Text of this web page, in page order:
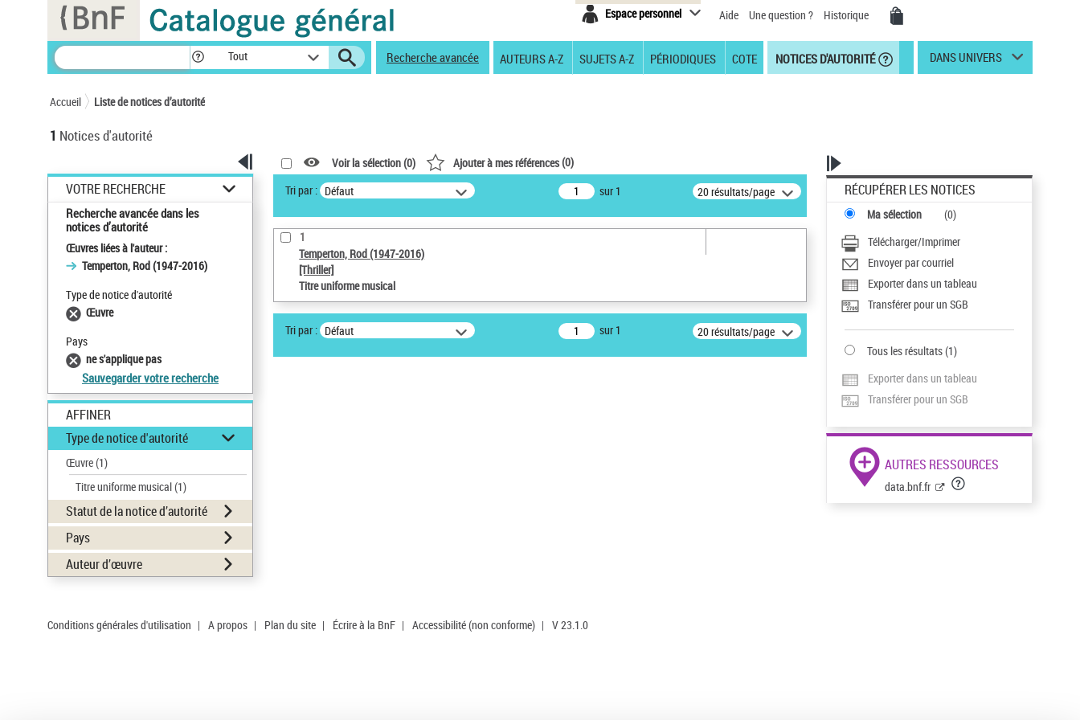
Espace personnel Aide Une question ? Historique
Tout Recherche avancée AUTEURS A-Z SUJETS A-Z PÉRIODIQUES COTE NOTICES D'AUTORITÉ DANS UNIVERS
Accueil Liste de notices d’autorité
1 Notices d'autorité
VOTRE RECHERCHE
Recherche avancée dans les
notices d’autorité
Œuvres liées à l'auteur :
Temperton, Rod (1947-2016)
Type de notice d'autorité
Œuvre
Pays
ne s'applique pas
Sauvegarder votre recherche
AFFINER
Type de notice d'autorité
Œuvre(1)
Titre uniforme musical(1)
Statut de la notice d’autorité
Pays
Auteur d’œuvre
Voir la sélection (0) Ajouter à mes références(0)
Tri par : Défaut sur 1 20 résultats/page
1
Temperton, Rod (1947-2016)
[Thriller]
Titre uniforme musical
Tri par : Défaut sur 1 20 résultats/page
RÉCUPÉRER LES NOTICES
Ma sélection (0)
Télécharger/Imprimer
Envoyer par courriel
Exporter dans un tableau
Transférer pour un SGB
Tous les résultats(1)
Exporter dans un tableau
Transférer pour un SGB
AUTRES RESSOURCES
data.bnf.fr
Conditions générales d'utilisation | A propos | Plan du site | Écrire à la BnF | Accessibilité (non conforme) | V 23.1.0
Panneau de gestion des cookies